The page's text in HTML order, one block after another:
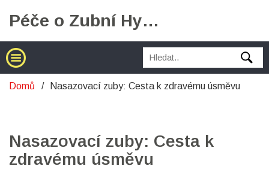
Péče o Zubní Hygienu
Domů Nasazovací zuby: Cesta k zdravému úsměvu
Nasazovací zuby: Cesta k
zdravému úsměvu